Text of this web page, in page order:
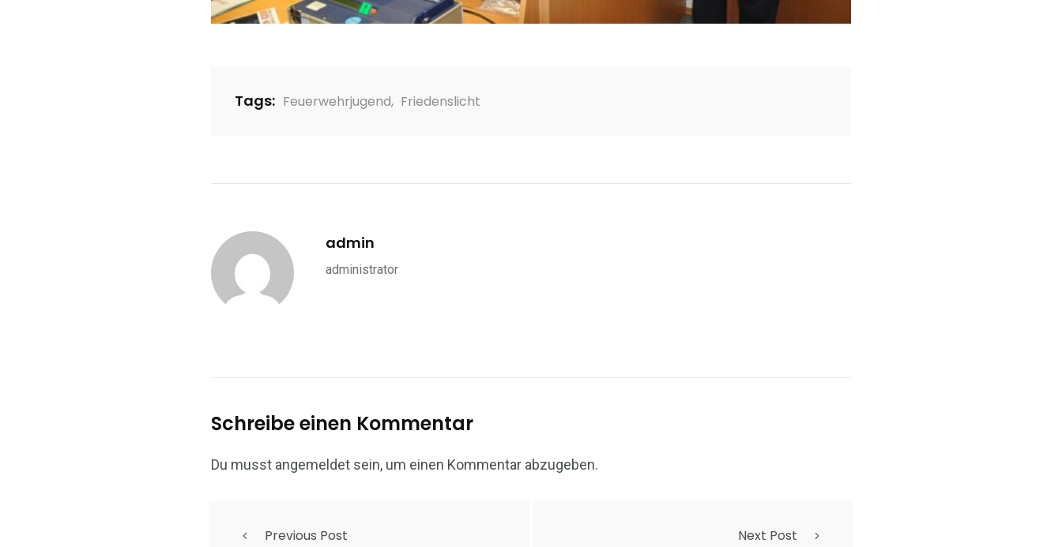
Tags: Feuerwehrjugend, Friedenslicht
admin
administrator
Schreibe einen Kommentar
Du musst angemeldet sein, um einen Kommentar abzugeben.
Previous Post Next Post